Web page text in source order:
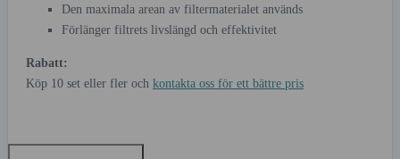
Den maximala arean av filtermaterialet används
Förlänger filtrets livslängd och effektivitet
Rabatt:
Köp 10 set eller fler och kontakta oss för ett bättre pris